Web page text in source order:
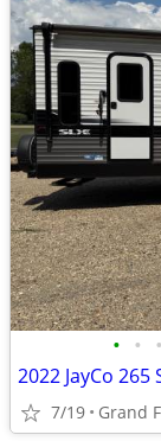
• • •
2022 JayCo 265
7/19 Grand